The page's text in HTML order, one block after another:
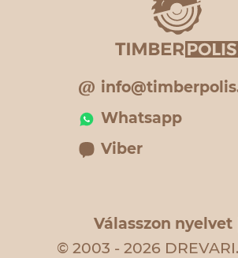
Whatsapp
Viber
Válasszon nyelvet
© 2003 - 2026